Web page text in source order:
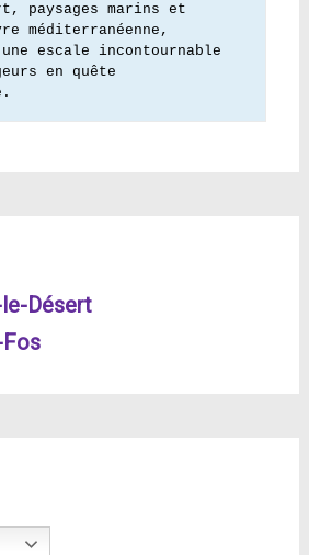
paysages marins et
méditerranéenne,
escale incontournable
en quête
Désert